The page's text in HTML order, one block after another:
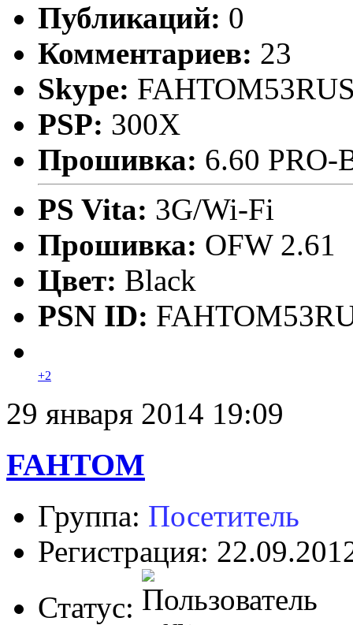
Публикаций: 0
Комментариев: 23
Skype:
PSP: 300X
Прошивка: 6.60 PRO-
PS Vita: 3G/Wi-Fi
Прошивка: OFW 2.61
Цвет: Black
PSN ID:
+2
29 января 2014 19:09
FAHTOM
Группа: Посетитель
Регистрация:
Статус: